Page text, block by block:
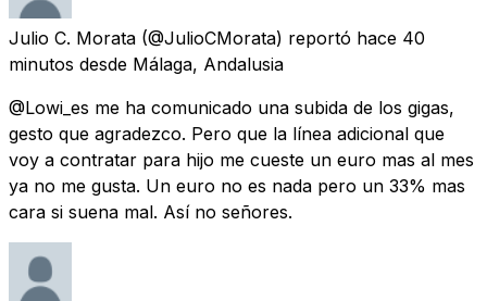
Julio C. Morata (@JulioCMorata) reportó hace 40
minutos desde Málaga, Andalusia
@Lowi_es me ha comunicado una subida de los gigas,
gesto que agradezco. Pero que la línea adicional que
voy a contratar para hijo me cueste un euro mas al mes
ya no me gusta. Un euro no es nada pero un 33% mas
cara si suena mal. Así no señores.